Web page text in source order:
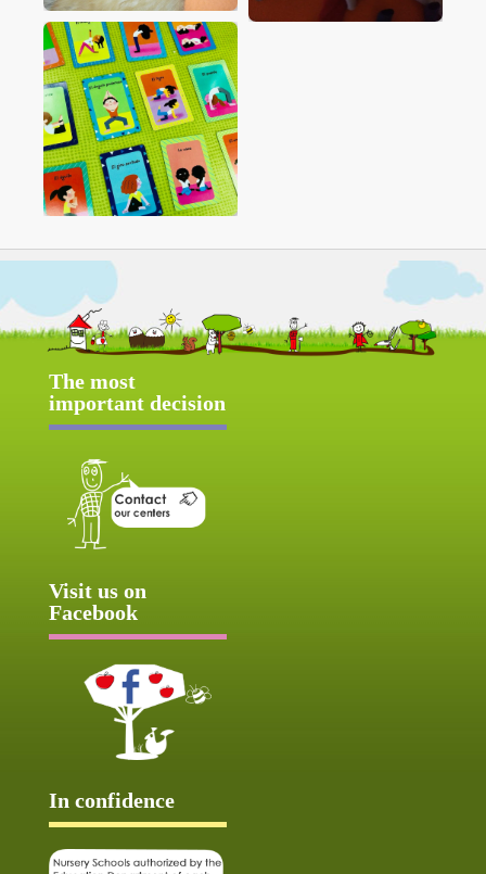
The most
important decision
Visit us on
Facebook
In confidence